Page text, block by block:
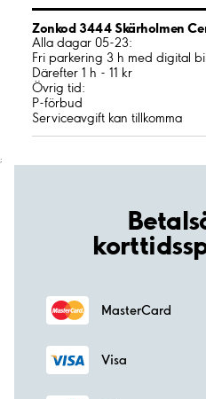
Zonkod 3444 Skärholmen
Alla dagar 05-23:
Fri parkering 3 h med digital
Därefter 1 h - 11 kr
Övrig tid:
P-förbud
Serviceavgift kan tillkomma
;
MasterCard
Visa